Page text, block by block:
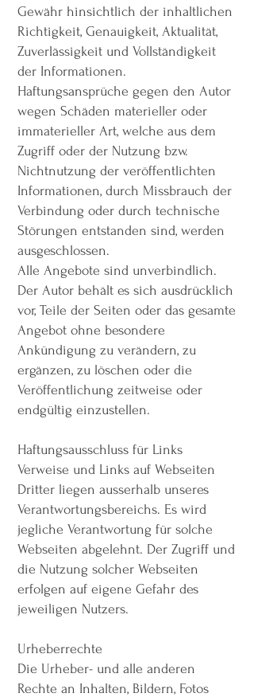
Gewähr hinsichtlich der inhaltlichen
Richtigkeit, Genauigkeit, Aktualität,
Zuverlässigkeit und Vollständigkeit
der Informationen.
Haftungsansprüche gegen den Autor
wegen Schäden materieller oder
immaterieller Art, welche aus dem
Zugriff oder der Nutzung bzw.
Nichtnutzung der veröffentlichten
Informationen, durch Missbrauch der
Verbindung oder durch technische
Störungen entstanden sind, werden
ausgeschlossen.
Alle Angebote sind unverbindlich.
Der Autor behält es sich ausdrücklich
vor, Teile der Seiten oder das gesamte
Angebot ohne besondere
Ankündigung zu verändern, zu
ergänzen, zu löschen oder die
Veröffentlichung zeitweise oder
endgültig einzustellen.
Haftungsausschluss für Links
Verweise und Links auf Webseiten
Dritter liegen ausserhalb unseres
Verantwortungsbereichs. Es wird
jegliche Verantwortung für solche
Webseiten abgelehnt. Der Zugriff und
die Nutzung solcher Webseiten
erfolgen auf eigene Gefahr des
jeweiligen Nutzers.
Urheberrechte
Die Urheber- und alle anderen
Rechte an Inhalten, Bildern, Fotos